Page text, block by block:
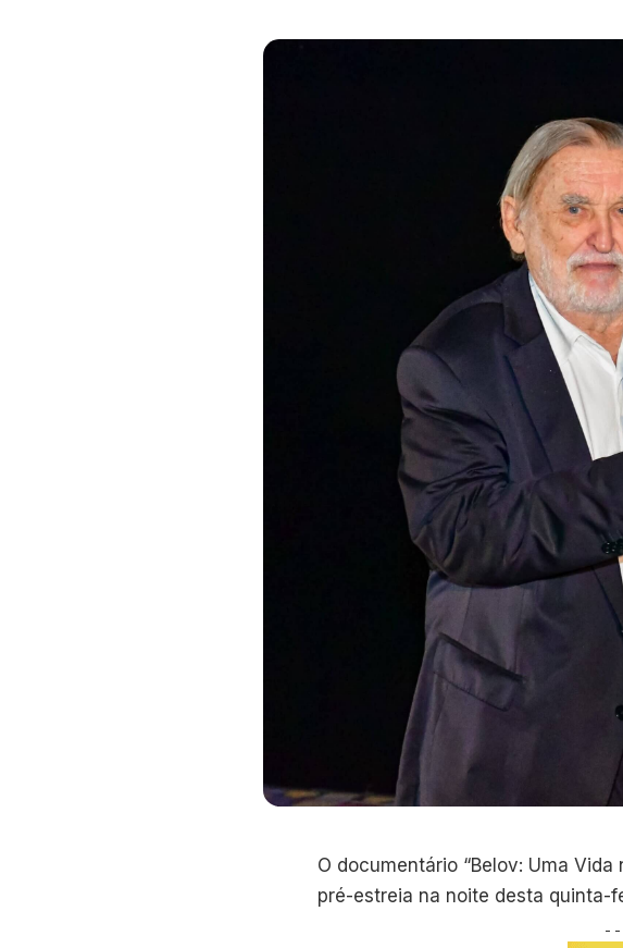
O documentário “Belov: Uma
pré-estreia na noite desta quinta-
- -